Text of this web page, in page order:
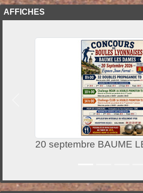
AFFICHES
20 septembre BAUME